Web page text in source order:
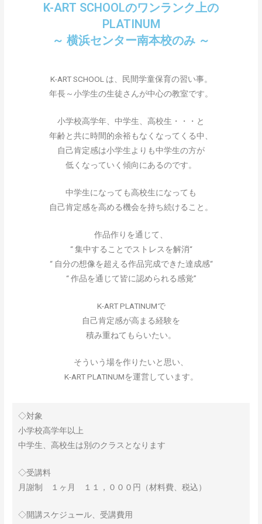
K-ART SCHOOLのワンランク上の
PLATINUM
～ 横浜センター南本校のみ ～
K-ART SCHOOL は、民間学童保育の習い事。
年長～小学生の生徒さんが中心の教室です。
小学校高学年、中学生、高校生・・・と
年齢と共に時間的余裕もなくなってくる中、
自己肯定感は小学生よりも中学生の方が
低くなっていく傾向にあるのです。
中学生になっても高校生になっても
自己肯定感を高める機会を持ち続けること。
作品作りを通じて、
“ 集中することでストレスを解消“
“ 自分の想像を超える作品完成できた達成感“
“ 作品を通じて皆に認められる感覚”
K-ART PLATINUMで
自己肯定感が高まる経験を
積み重ねてもらいたい。
そういう場を作りたいと思い、
K-ART PLATINUMを運営しています。
◇対象
小学校高学年以上
中学生、高校生は別のクラスとなります
◇受講料
月謝制 １ヶ月 １１，０００円（材料費、税込）
◇開講スケジュール、受講費用